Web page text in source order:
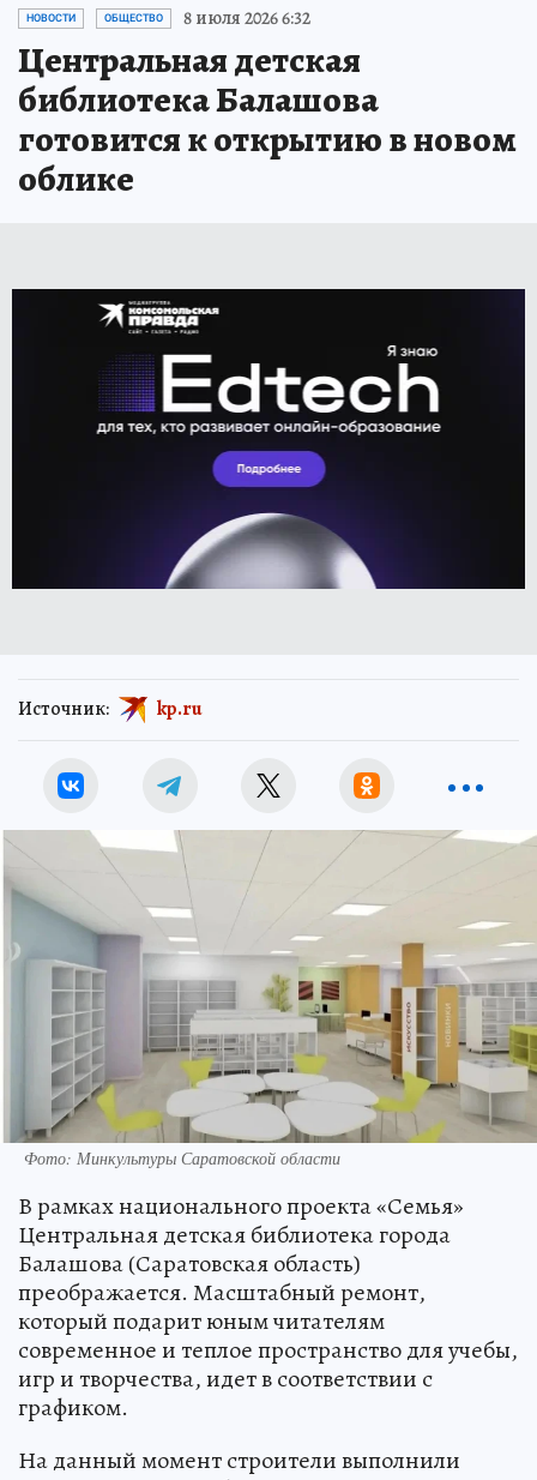
НОВОСТИ ОБЩЕСТВО 8 июля 2026 6:32
Центральная детская
библиотека Балашова
готовится к открытию в новом
облике
Источник: kp.ru
Фото: Минкультуры Саратовской области
В рамках национального проекта «Семья»
Центральная детская библиотека города
Балашова (Саратовская область)
преображается. Масштабный ремонт,
который подарит юным читателям
современное и теплое пространство для учебы,
игр и творчества, идет в соответствии с
графиком.
На данный момент строители выполнили